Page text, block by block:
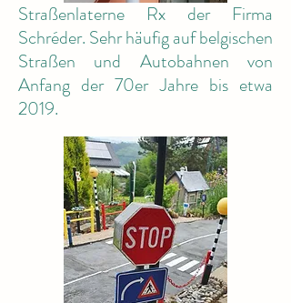
Straßenlaterne Rx der Firma
Schréder. Sehr häufig auf belgischen
Straßen und Autobahnen von
Anfang der 70er Jahre bis etwa
2019.